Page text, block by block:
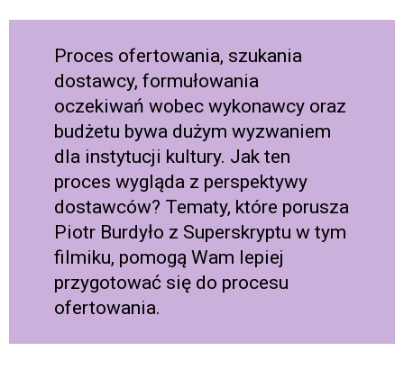
Proces ofertowania, szukania
dostawcy, formułowania
oczekiwań wobec wykonawcy oraz
budżetu bywa dużym wyzwaniem
dla instytucji kultury. Jak ten
proces wygląda z perspektywy
dostawców? Tematy, które porusza
Piotr Burdyło z Superskryptu w tym
filmiku, pomogą Wam lepiej
przygotować się do procesu
ofertowania.